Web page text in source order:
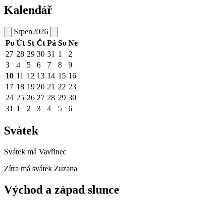
Kalendář
Srpen2026
Po Út St Čt Pá So Ne
27 28 29 30 31 1
2
3
4 5 6 7 8
9
10 11 12 13 14 15 16
17 18 19 20 21 22 23
24 25 26 27 28 29 30
31 1 2 3 4 5 6
Svátek
Svátek má Vavřinec
Zítra má svátek Zuzana
Východ a západ slunce